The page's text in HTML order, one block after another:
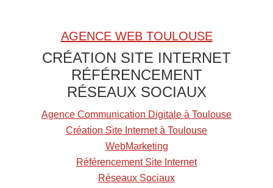
AGENCE WEB TOULOUSE
CRÉATION SITE INTERNET
RÉFÉRENCEMENT
RÉSEAUX SOCIAUX
Agence Communication Digitale à Toulouse
Création Site Internet à Toulouse
WebMarketing
Référencement Site Internet
Réseaux Sociaux